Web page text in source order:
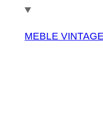
MEBLE VINTAGE